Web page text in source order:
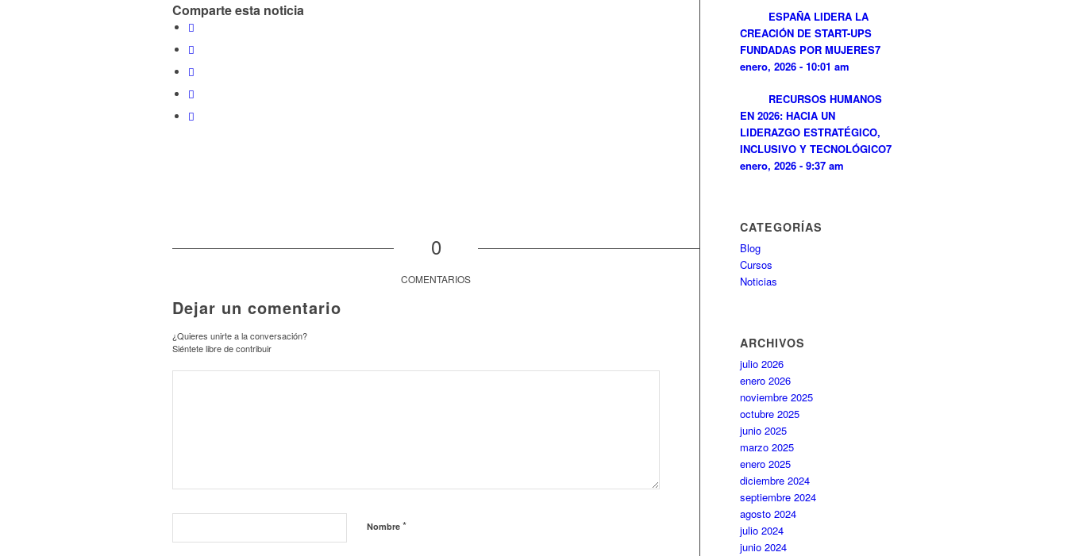
Comparte esta noticia
0
COMENTARIOS
Dejar un comentario
¿Quieres unirte a la conversación?
Siéntete libre de contribuir
Nombre *
ESPAÑA LIDERA LA
CREACIÓN DE START-UPS
FUNDADAS POR MUJERES7
enero, 2026 - 10:01 am
RECURSOS HUMANOS
EN 2026: HACIA UN
LIDERAZGO ESTRATÉGICO,
INCLUSIVO Y TECNOLÓGICO7
enero, 2026 - 9:37 am
CATEGORÍAS
Blog
Cursos
Noticias
ARCHIVOS
julio 2026
enero 2026
noviembre 2025
octubre 2025
junio 2025
marzo 2025
enero 2025
diciembre 2024
septiembre 2024
agosto 2024
julio 2024
junio 2024